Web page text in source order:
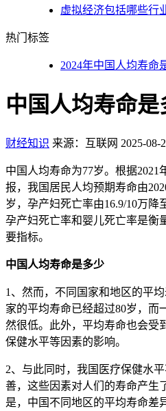
虚拟经济包括哪些行
热门标签
2024年中国人均寿命
中国人均寿命是
财经知识 来源：互联网 2025-08-
中国人均寿命为77岁。根据
报，我国居民人均预期寿命由
岁，孕产妇死亡率由16.9/10万降
孕产妇死亡率和婴儿死亡率是衡
要指标。
中国人均寿命是多少
1、然而，不同国家和地区的平
家的平均寿命已经超过80岁，而
然很低。此外，平均寿命也会受
保健水平等因素的影响。
2、与此同时，我国医疗保健水
善，这些因素对人们的寿命产生
是，中国不同地区的平均寿命差